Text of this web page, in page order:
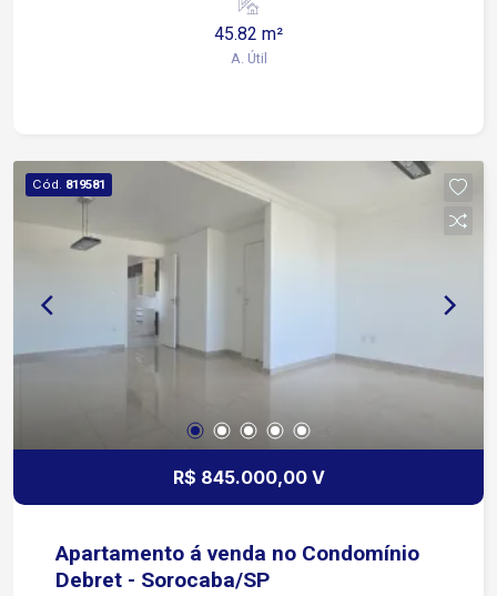
comerciais, além de estruturas de apoio
corporativo e serviços variados.
45.82 m²
A. Útil
Cód. 819581
R$ 845.000,00 V
Apartamento á venda no Condomínio
Debret - Sorocaba/SP